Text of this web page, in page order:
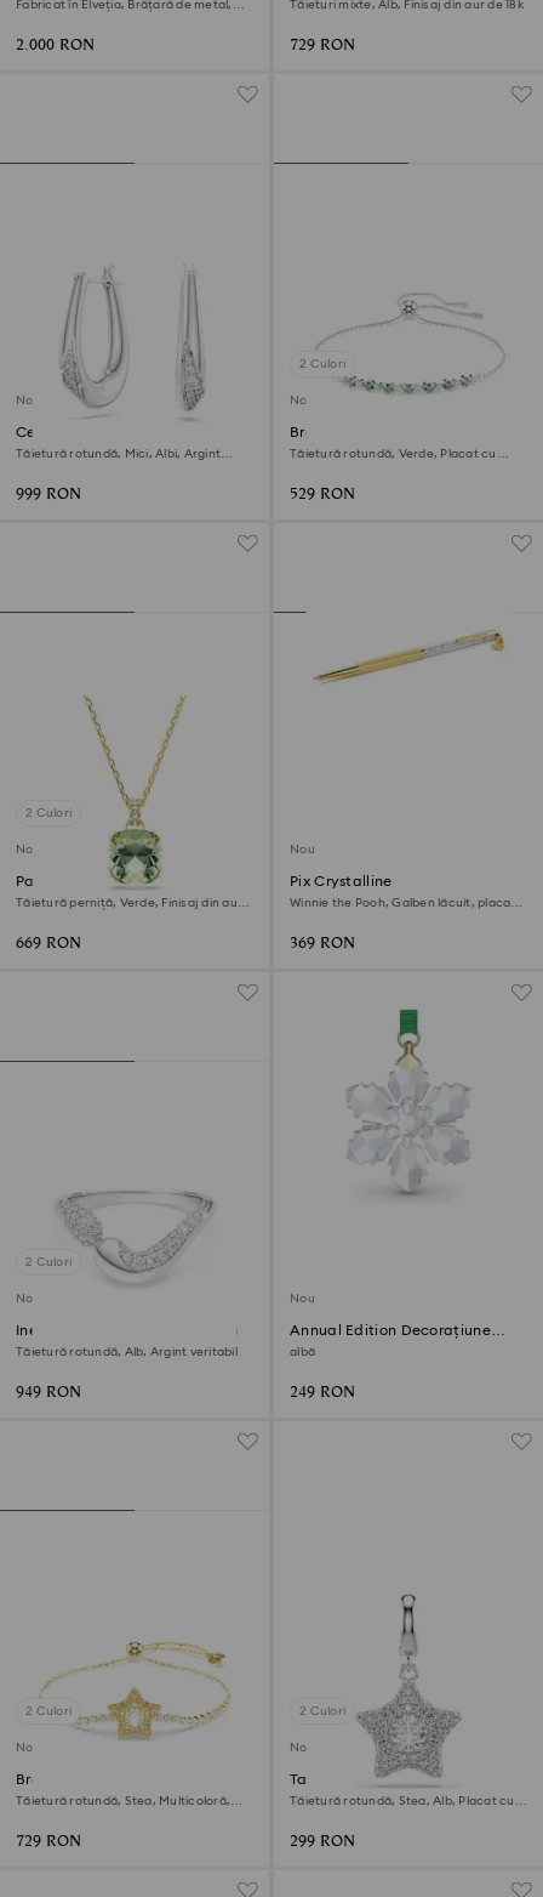
Fabricat în Elveția, Brățară de metal,
2.000 RON
Tăieturi mixte, Alb, Finisaj din aur de 18k
729 RON
Nou
Cercei rotunzi Swarovski
Classica
Tăietură rotundă, Mici, Albi, Argint
999 RON
2 Culori
Nou
Brățară Matrix
Tăietură rotundă, Verde, Placat cu
529 RON
2 Culori
Nou
Pandantiv Millenia
Tăietură perniță, Verde, Finisaj din aur
669 RON
Nou
Pix Crystalline
Winnie the Pooh, Galben lăcuit, placat
369 RON
2 Culori
Nou
Inel deschis Swarovski Classica
Tăietură rotundă, Alb, Argint veritabil
949 RON
Nou
Annual Edition Decorațiune
Little Snowflake 2026
albă
249 RON
2 Culori
Nou
Brățară Sublima
Tăietură rotundă, Stea, Multicoloră,
729 RON
2 Culori
Nou
Talisman Sublima
Tăietură rotundă, Stea, Alb, Placat cu
299 RON